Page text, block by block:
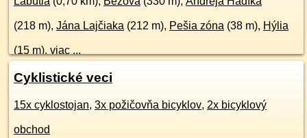
(218 m), Jána Lajčiaka (212 m), Pešia zóna (38 m), Hýlia
(15 m), viac ...
Cyklistické veci
15x cyklostojan, 3x požičovňa bicyklov, 2x bicyklový
obchod